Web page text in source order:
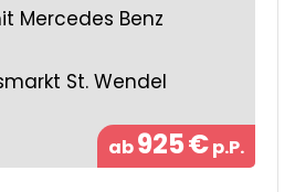
Mercedes Benz
St. Wendel
ab925€p.P.